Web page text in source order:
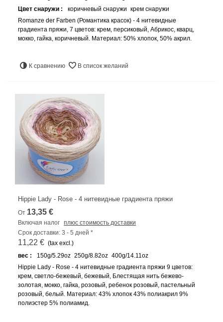
Цвет снаружи :
коричневый снаружи крем снаружи
Romanze der Farben (Романтика красок) - 4 нитевидные
градиента пряжи, 7 цветов: крем, персиковый, Абрикос, кварц,
мокко, гайка, коричневый. Материал: 50% хлопок, 50% акрил.
К сравнению В список желаний
Hippie Lady - Rose - 4 нитевидные градиента пряжи
От 13,35 €
Включая налог плюс стоимость доставки
Срок доставки: 3 - 5 дней *
11,22 € (tax excl.)
вес :
150g/5.29oz 250g/8.82oz 400g/14.11oz
Hippie Lady - Rose - 4 нитевидные градиента пряжи 9 цветов:
крем, светло-бежевый, бежевый, Блестящая нить бежево-
золотая, мокко, гайка, розовый, ребенок розовый, пастельный
розовый, белый. Материал: 43% хлопок 43% полиакрил 9%
полиэстер 5% полиамид.